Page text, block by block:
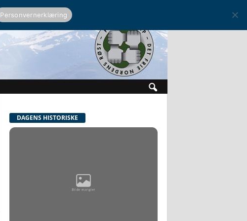
DAGENS HISTORISKE
Personvernerklæring